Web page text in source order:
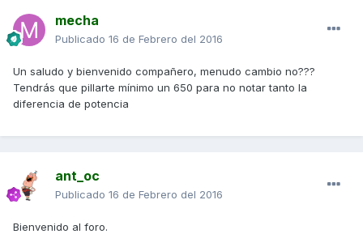
mecha
Publicado 16 de Febrero del 2016
Un saludo y bienvenido compañero, menudo cambio no???
Tendrás que pillarte mínimo un 650 para no notar tanto la
diferencia de potencia
ant_oc
Publicado 16 de Febrero del 2016
Bienvenido al foro.